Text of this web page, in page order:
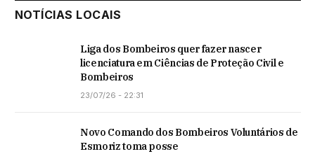
NOTÍCIAS LOCAIS
Liga dos Bombeiros quer fazer nascer
licenciatura em Ciências de Proteção Civil e
Bombeiros
23/07/26 - 22:31
Novo Comando dos Bombeiros Voluntários de
Esmoriz toma posse